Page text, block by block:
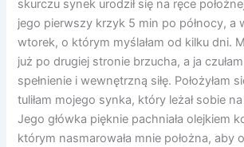
skurczu synek urodził się na ręce
jego pierwszy krzyk 5 min po północy, a
wtorek, o którym myślałam od kilku dni.
już po drugiej stronie brzucha, a ja
spełnienie i wewnętrzną siłę. Położyłam
tuliłam mojego synka, który leżał sobie
Jego główka pięknie pachniała olejkiem
którym nasmarowała mnie położna, aby